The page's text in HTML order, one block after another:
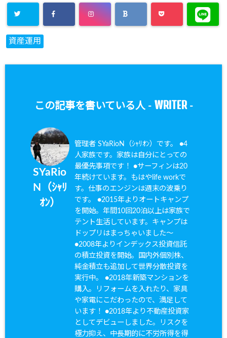
資産運用
この記事を書いている人 - WRITER-
SYaRio
N（ｼｬﾘ
ｵﾝ）
管理者 SYaRioN（ｼｬﾘｵﾝ）です。 ●4
人家族です。家族は自分にとっての
最優先事項です！ ●サーフィンは20
年続けています。もはやlife workで
す。仕事のエンジンは週末の波乗り
です。 ●2015年よりオートキャンプ
を開始。年間10回20泊以上は家族で
テント生活しています。キャンプは
ドップリはまっちゃいました〜
●2008年よりインデックス投資信託
の積立投資を開始。国内外個別株、
純金積立も追加して世界分散投資を
実行中。 ●2018年新築マンションを
購入。リフォームを入れたり、家具
や家電にこだわったので、満足して
います！ ●2018年より不動産投資家
としてデビューしました。リスクを
極力抑え、中長期的に不労所得を得